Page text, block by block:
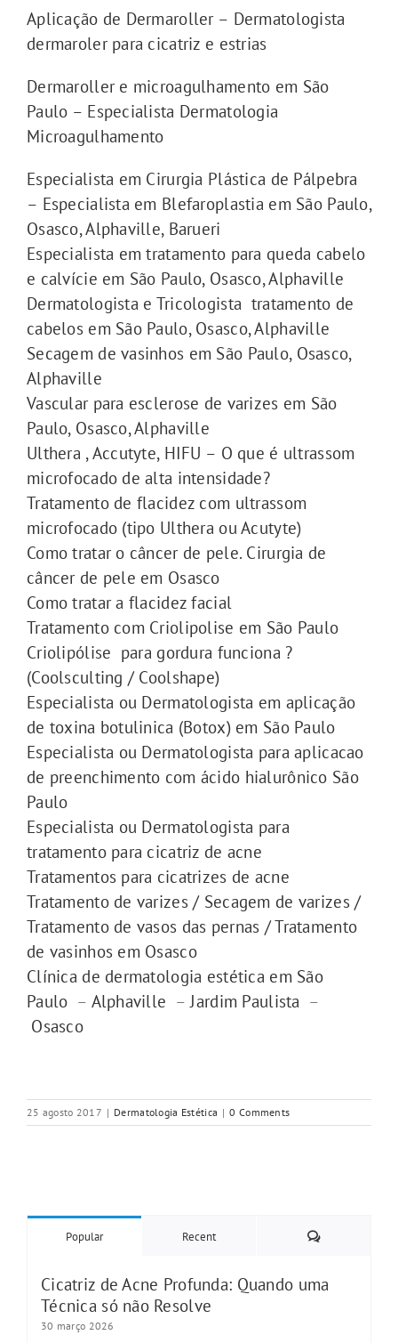
Aplicação de Dermaroller – Dermatologista
dermaroler para cicatriz e estrias
Dermaroller e microagulhamento em São
Paulo – Especialista Dermatologia
Microagulhamento
Especialista em Cirurgia Plástica de Pálpebra
– Especialista em Blefaroplastia em São Paulo,
Osasco, Alphaville, Barueri
Especialista em tratamento para queda cabelo
e calvície em São Paulo, Osasco, Alphaville
Dermatologista e Tricologista tratamento de
cabelos em São Paulo, Osasco, Alphaville
Secagem de vasinhos em São Paulo, Osasco,
Alphaville
Vascular para esclerose de varizes em São
Paulo, Osasco, Alphaville
Ulthera , Accutyte, HIFU – O que é ultrassom
microfocado de alta intensidade?
Tratamento de flacidez com ultrassom
microfocado (tipo Ulthera ou Acutyte)
Como tratar o câncer de pele. Cirurgia de
câncer de pele em Osasco
Como tratar a flacidez facial
Tratamento com Criolipolise em São Paulo
Criolipólise para gordura funciona ?
(Coolsculting / Coolshape)
Especialista ou Dermatologista em aplicação
de toxina botulinica (Botox) em São Paulo
Especialista ou Dermatologista para aplicacao
de preenchimento com ácido hialurônico São
Paulo
Especialista ou Dermatologista para
tratamento para cicatriz de acne
Tratamentos para cicatrizes de acne
Tratamento de varizes / Secagem de varizes /
Tratamento de vasos das pernas / Tratamento
de vasinhos em Osasco
Clínica de dermatologia estética em São
Paulo – Alphaville –Jardim Paulista –
Osasco
25 agosto 2017 | Dermatologia Estética | 0 Comments
Popular Recent Comments
Cicatriz de Acne Profunda: Quando uma
Técnica só não Resolve
30 março 2026